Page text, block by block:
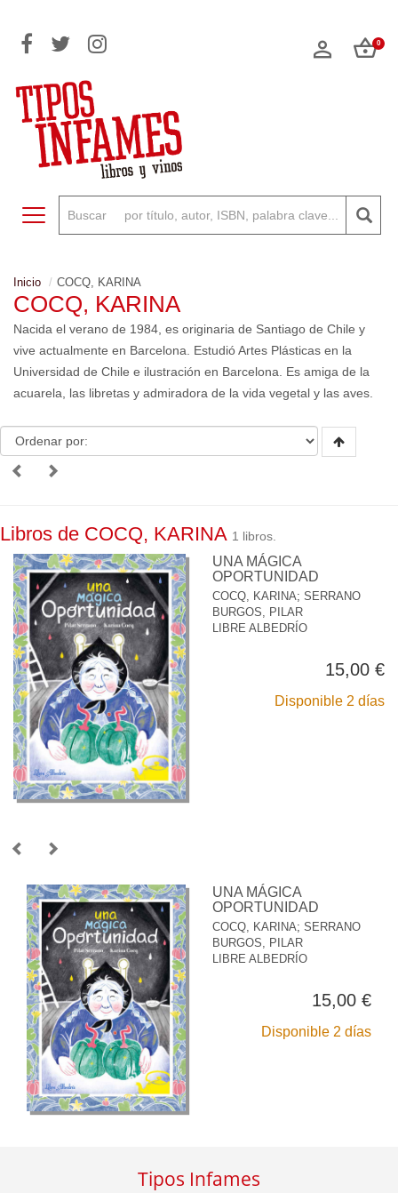
0
Toggle navigation
Inicio COCQ, KARINA
COCQ, KARINA
Nacida el verano de 1984, es originaria de Santiago de Chile y
vive actualmente en Barcelona. Estudió Artes Plásticas en la
Universidad de Chile e ilustración en Barcelona. Es amiga de la
acuarela, las libretas y admiradora de la vida vegetal y las aves.
Libros de COCQ, KARINA 1 libros.
UNA MÁGICA
OPORTUNIDAD
COCQ, KARINA; SERRANO
BURGOS, PILAR
LIBRE ALBEDRÍO
15,00 €
Disponible 2 días
UNA MÁGICA
OPORTUNIDAD
COCQ, KARINA; SERRANO
BURGOS, PILAR
LIBRE ALBEDRÍO
15,00 €
Disponible 2 días
Tipos Infames